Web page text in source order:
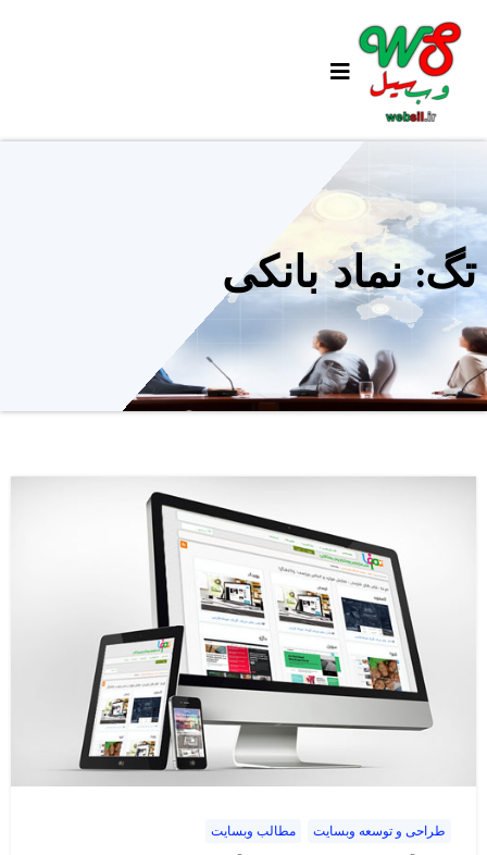
content
تگ: نماد بانکی
طراحی و توسعه وبسایت مطالب وبسایت